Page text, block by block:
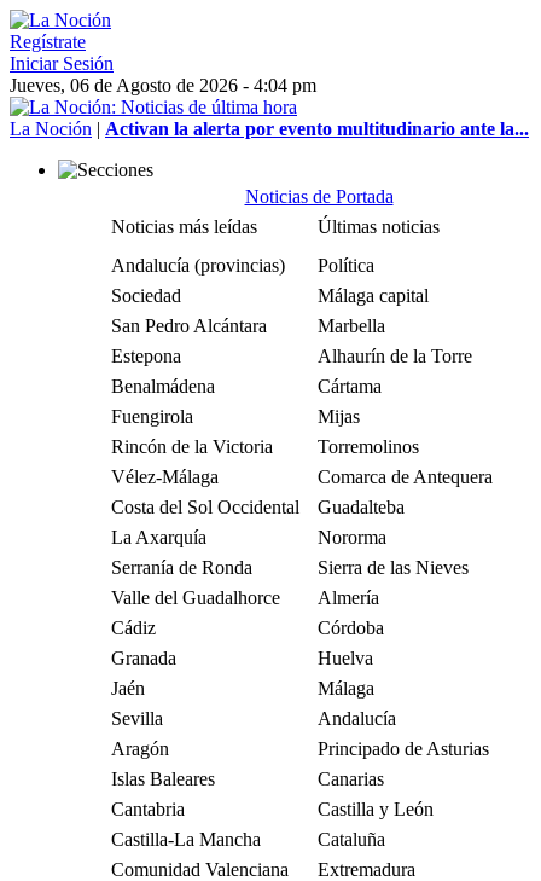
Regístrate
Iniciar Sesión
Jueves, 06 de Agosto de 2026 - 4:04 pm
La Noción | Activan la alerta por evento multitudinario ante la...
Noticias de Portada
Noticias más leídas
Últimas noticias
Andalucía (provincias)
Política
Sociedad
Málaga capital
San Pedro Alcántara
Marbella
Estepona
Alhaurín de la Torre
Benalmádena
Cártama
Fuengirola
Mijas
Rincón de la Victoria
Torremolinos
Vélez-Málaga
Comarca de Antequera
Costa del Sol Occidental
Guadalteba
La Axarquía
Nororma
Serranía de Ronda
Sierra de las Nieves
Valle del Guadalhorce
Almería
Cádiz
Córdoba
Granada
Huelva
Jaén
Málaga
Sevilla
Andalucía
Aragón
Principado de Asturias
Islas Baleares
Canarias
Cantabria
Castilla y León
Castilla-La Mancha
Cataluña
Comunidad Valenciana
Extremadura